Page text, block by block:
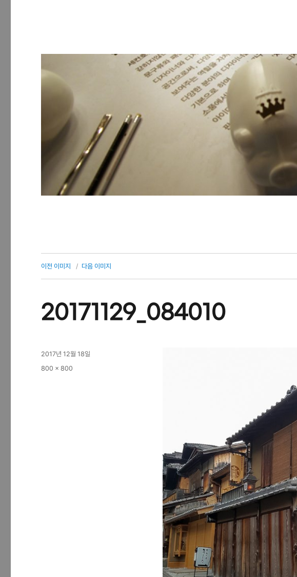
이전 이미지 다음 이미지
20171129_084010
작
성
2017년 12월 18일
전
800 × 800